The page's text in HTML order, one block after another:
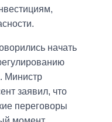
начать
Министр
заявил, что
переговоры